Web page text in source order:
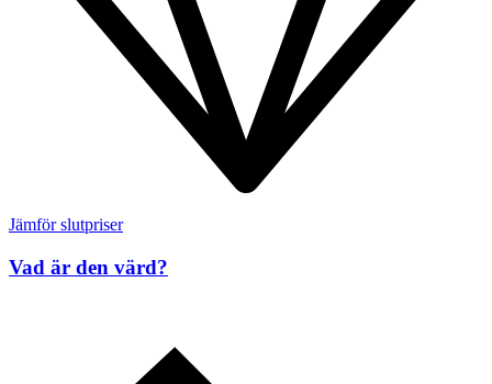
Jämför slutpriser
Vad är den värd?